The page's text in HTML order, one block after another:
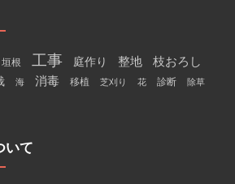
垣根 工事 庭作り 整地 枝おろし
海 消毒 移植 芝刈り 花 診断 除草
いて